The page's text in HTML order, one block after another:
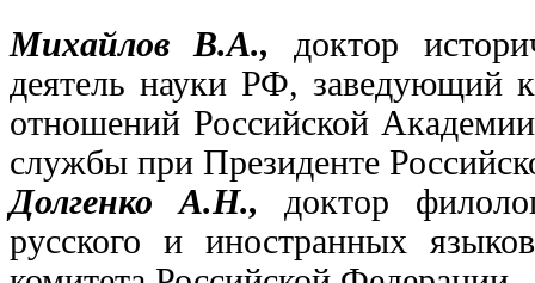
Михайлов В.А., доктор
деятель науки РФ, заведующий
отношений Российской Академии
службы при Президенте
Долгенко А.Н., доктор
русского и иностранных